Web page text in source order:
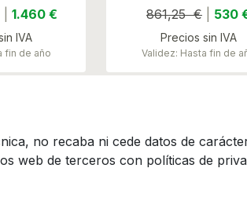
| 1.460 €
IVA
fin de año
861,25 €
530
Precios sin IVA
Validez: Hasta fin de
no recaba ni cede datos de
web de terceros con políticas de